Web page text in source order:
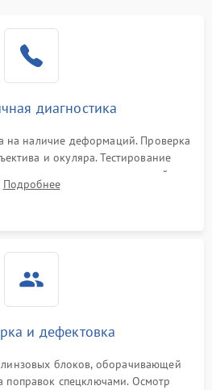
диагностика
на наличие деформаций. Проверка
и окуляра. Тестирование
поправок, кольца отстройки
Выявление сколов, внутренних
Подробнее
и дефектовка
блоков, оборачивающей
поправок спецключами. Осмотр